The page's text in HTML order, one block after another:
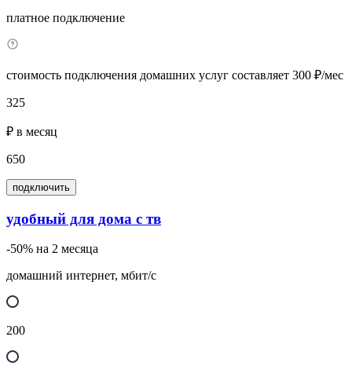
платное подключение
стоимость подключения домашних услуг составляет 300 ₽/мес
325
₽ в месяц
650
подключить
удобный для дома с тв
-50% на 2 месяца
домашний интернет, мбит/с
200